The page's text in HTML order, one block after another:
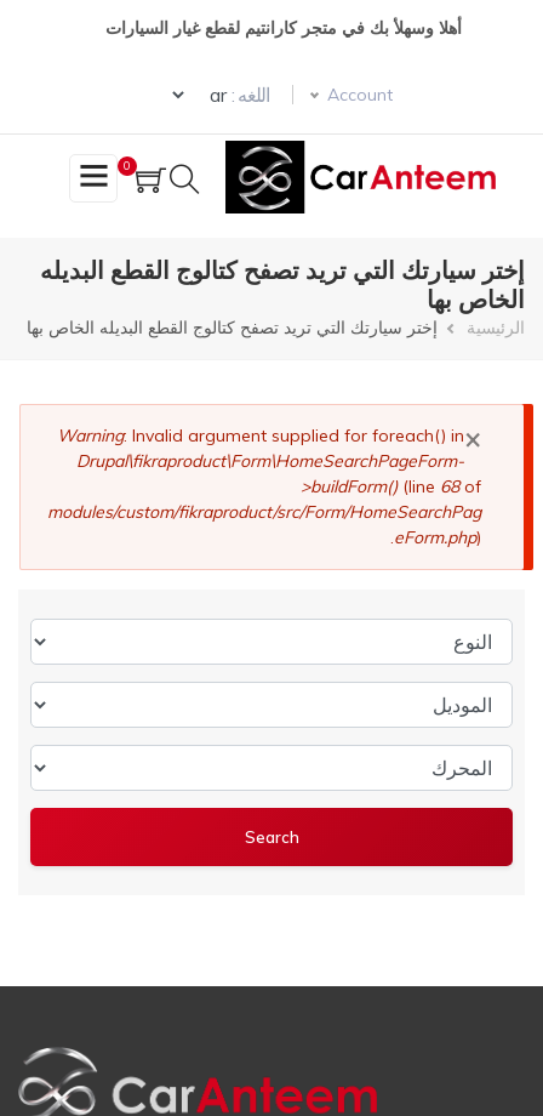
أهلا وسهلأ بك في متجر كارانتيم لقطع غيار السيارات
Account اللغه :
Select your language
0
إختر سيارتك التي تريد تصفح كتالوج القطع البديله
الخاص بها
مسار
الرئيسية إختر سيارتك التي تريد تصفح كتالوج القطع البديله الخاص بها
×
رسالة
الخطأ
Warning: Invalid argument supplied for foreach() in
Drupal\fikraproduct\Form\HomeSearchPageForm-
>buildForm()(line 68of
modules/custom/fikraproduct/src/Form/HomeSearchPag
eForm.php).
النوع
الموديل
المحرك